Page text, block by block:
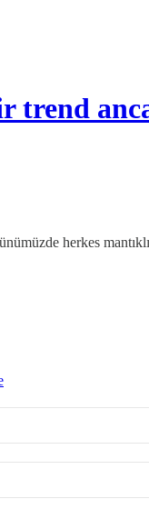
trend
herkes